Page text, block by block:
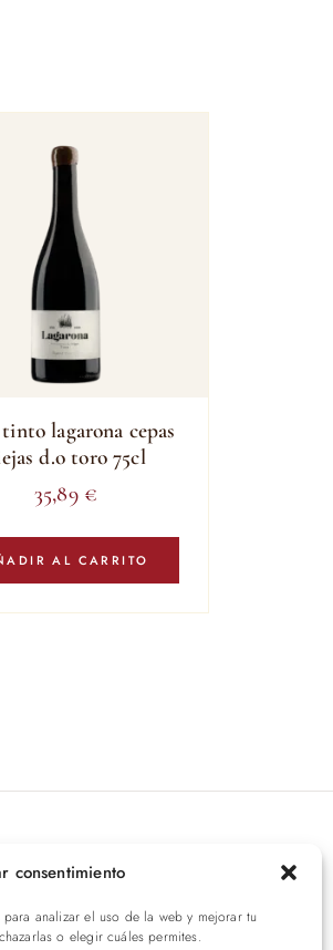
consentimiento
analizar el uso de la web y mejorar tu
o elegir cuáles permites.
lagarona cepas
d.o toro 75cl
35,89 €
AL CARRITO
ENVIAR